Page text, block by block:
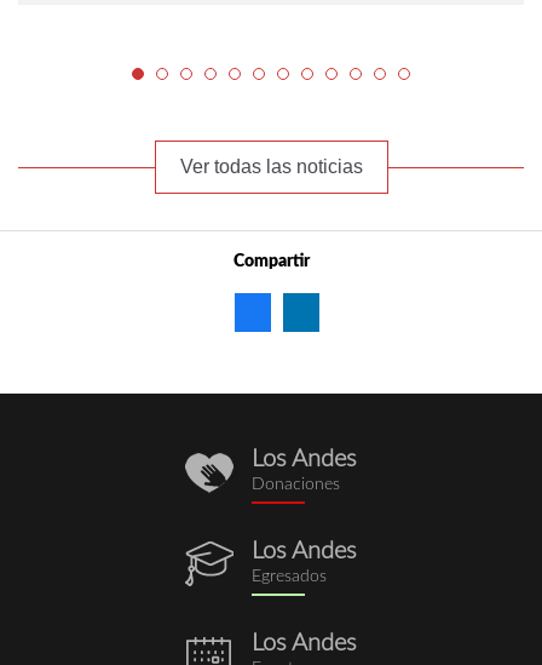
Ver todas las noticias
Compartir
donaciones.png
Los Andes
Donaciones
egresados.png
Los Andes
Egresados
eventos.png
Los Andes